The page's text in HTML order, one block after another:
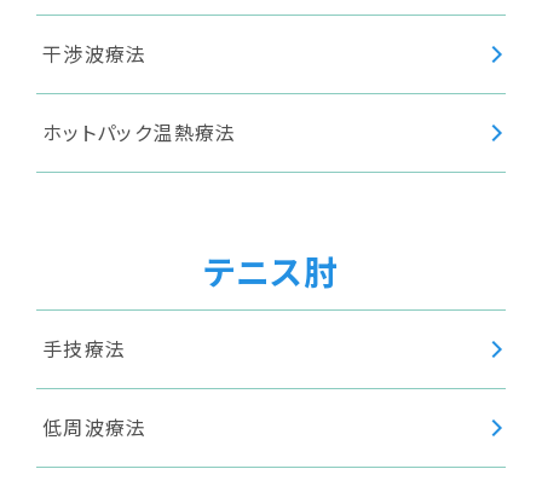
干渉波療法
ホットパック温熱療法
テニス肘
手技療法
低周波療法